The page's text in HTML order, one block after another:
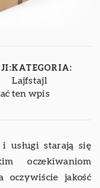
KATEGORIA:
Lajfstajl
ten wpis
usługi starają się
oczekiwaniom
oczywiście jakość